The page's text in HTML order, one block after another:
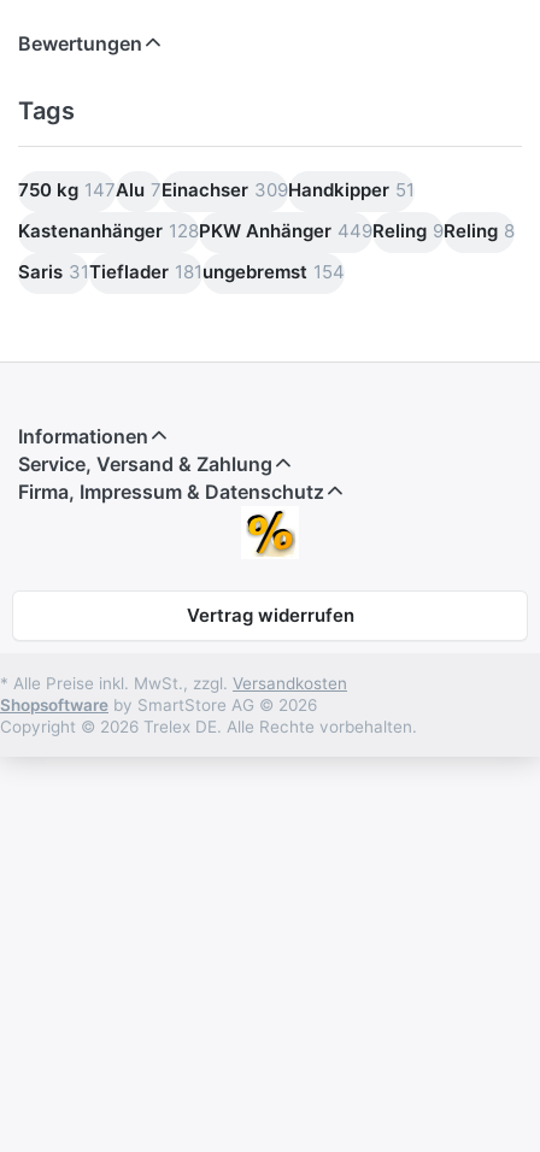
Bewertungen
Tags
750 kg 147Alu 7Einachser 309Handkipper 51
Kastenanhänger 128PKW Anhänger 449Reling 9Reling 8
Saris 31Tieflader 181ungebremst 154
Informationen
Service, Versand & Zahlung
Firma, Impressum & Datenschutz
Vertrag widerrufen
* Alle Preise inkl. MwSt., zzgl. Versandkosten
Shopsoftware by SmartStore AG © 2026
Copyright © 2026 Trelex DE. Alle Rechte vorbehalten.